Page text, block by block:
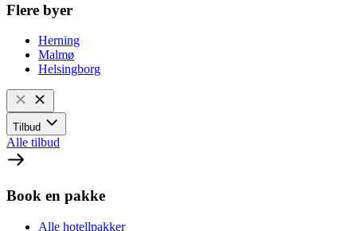
Flere byer
Herning
Malmø
Helsingborg
Tilbud
Alle tilbud
Book en pakke
Alle hotellpakker